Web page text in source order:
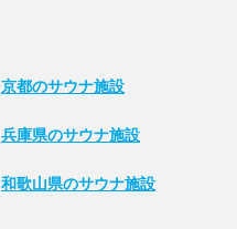
京都のサウナ施設
兵庫県のサウナ施設
和歌山県のサウナ施設